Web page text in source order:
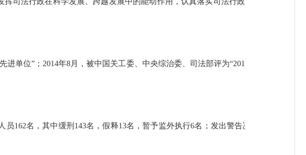
进单位”； 2014年8月，被中国关工委、中央综治委、司法部评为“201
员162名，其中缓刑 143名，假释13名，暂予监外执行6名；发出警告决